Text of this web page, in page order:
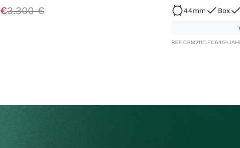
€3.300 €
44mm
Box
REF.CBM2110.FC6454